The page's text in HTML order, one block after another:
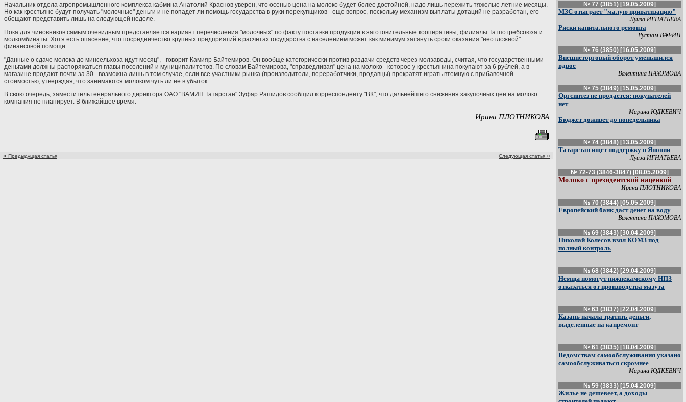
Начальник отдела агропромышленного комплекса кабмина Анатолий Краснов уверен, что осенью цена на молоко будет более достойной, надо лишь пережить тяжелые летние месяцы.
Но как крестьяне будут получать "молочные" деньги и не попадет ли помощь государства в руки перекупщиков - еще вопрос, поскольку механизм выплаты дотаций не разработан, его
обещают представить лишь на следующей неделе.
Пока для чиновников самым очевидным представляется вариант перечисления "молочных" по факту поставки продукции в заготовительные кооперативы, филиалы Татпотребсоюза и
молкомбинаты. Хотя есть опасение, что посредничество крупных предприятий в расчетах государства с населением может как минимум затянуть сроки оказания "неотложной"
финансовой помощи.
"Данные о сдаче молока до минсельхоза идут месяц", - говорит Камияр Байтемиров. Он вообще категорически против раздачи средств через молзаводы, считая, что государственными
деньгами должны распоряжаться главы поселений и муниципалитетов. По словам Байтемирова, "справедливая" цена на молоко - которое у крестьянина покупают за 6 рублей, а в
магазине продают почти за 30 - возможна лишь в том случае, если все участники рынка (производители, переработчики, продавцы) прекратят играть втемную с прибавочной
стоимостью, утверждая, что занимаются молоком чуть ли не в убыток.
В свою очередь, заместитель генерального директора ОАО "ВАМИН Татарстан" Зуфар Рашидов сообщил корреспонденту "ВК", что дальнейшего снижения закупочных цен на молоко
компания не планирует. В ближайшее время.
Ирина ПЛОТНИКОВА
« Предыдущая статья Следующая статья »
№ 77 (3851) [19.05.2009]
МЗС отыграет "малую приватизацию"
Луиза ИГНАТЬЕВА
Риски капитального ремонта
Рустам ВАФИН
№ 76 (3850) [16.05.2009]
Внешнеторговый оборот уменьшился
вдвое
Валентина ПАХОМОВА
№ 75 (3849) [15.05.2009]
Оргсинтез не продается: покупателей
нет
Марина ЮДКЕВИЧ
Бюджет доживет до понедельника
№ 74 (3848) [13.05.2009]
Татарстан ищет поддержку в Японии
Луиза ИГНАТЬЕВА
№ 72-73 (3846-3847) [08.05.2009]
Молоко с президентской наценкой
Ирина ПЛОТНИКОВА
№ 70 (3844) [05.05.2009]
Европейский банк даст денег на воду
Валентина ПАХОМОВА
№ 69 (3843) [30.04.2009]
Николай Колесов взял КОМЗ под
полный контроль
№ 68 (3842) [29.04.2009]
Немцы помогут нижнекамскому НПЗ
отказаться от производства мазута
№ 63 (3837) [22.04.2009]
Казань начала тратить деньги,
выделенные на капремонт
№ 61 (3835) [18.04.2009]
Ведомствам самообслуживания указано
самообслуживаться скромнее
Марина ЮДКЕВИЧ
№ 59 (3833) [15.04.2009]
Жилье не дешевеет, а доходы